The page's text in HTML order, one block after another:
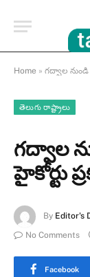
Home » గద్వాల నుండి
తెలుగు రాష్ట్రాలు
గద్వాల
హైకోర్టు
By Editor's
No Comments
Facebook